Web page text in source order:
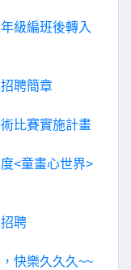
級編班後轉入
聘簡章
比賽實施計畫
<童畫心世界>
聘
快樂久久久~~